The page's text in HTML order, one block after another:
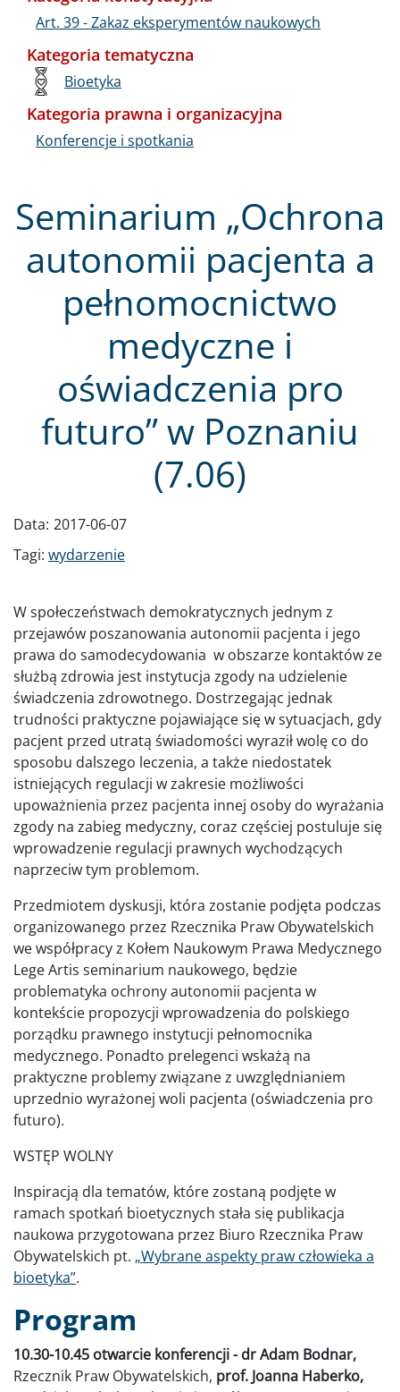
Seminarium „Ochrona
autonomii pacjenta a
pełnomocnictwo
medyczne i
oświadczenia pro
futuro” w Poznaniu
(7.06)
Data: 2017-06-07
Tagi: wydarzenie
W społeczeństwach demokratycznych jednym z
przejawów poszanowania autonomii pacjenta i jego
prawa do samodecydowania w obszarze kontaktów ze
służbą zdrowia jest instytucja zgody na udzielenie
świadczenia zdrowotnego. Dostrzegając jednak
trudności praktyczne pojawiające się w sytuacjach, gdy
pacjent przed utratą świadomości wyraził wolę co do
sposobu dalszego leczenia, a także niedostatek
istniejących regulacji w zakresie możliwości
upoważnienia przez pacjenta innej osoby do wyrażania
zgody na zabieg medyczny, coraz częściej postuluje się
wprowadzenie regulacji prawnych wychodzących
naprzeciw tym problemom.
Przedmiotem dyskusji, która zostanie podjęta podczas
organizowanego przez Rzecznika Praw Obywatelskich
we współpracy z Kołem Naukowym Prawa Medycznego
Lege Artis seminarium naukowego, będzie
problematyka ochrony autonomii pacjenta w
kontekście propozycji wprowadzenia do polskiego
porządku prawnego instytucji pełnomocnika
medycznego. Ponadto prelegenci wskażą na
praktyczne problemy związane z uwzględnianiem
uprzednio wyrażonej woli pacjenta (oświadczenia pro
futuro).
WSTĘP WOLNY
Inspiracją dla tematów, które zostaną podjęte w
ramach spotkań bioetycznych stała się publikacja
naukowa przygotowana przez Biuro Rzecznika Praw
Obywatelskich pt. „Wybrane aspekty praw człowieka a
bioetyka”.
Program
10.30-10.45 otwarcie konferencji - dr Adam Bodnar,
Rzecznik Praw Obywatelskich, prof. Joanna Haberko,
Art. 39 - Zakaz eksperymentów naukowych
Kategoria tematyczna
Bioetyka
Kategoria prawna i organizacyjna
Konferencje i spotkania